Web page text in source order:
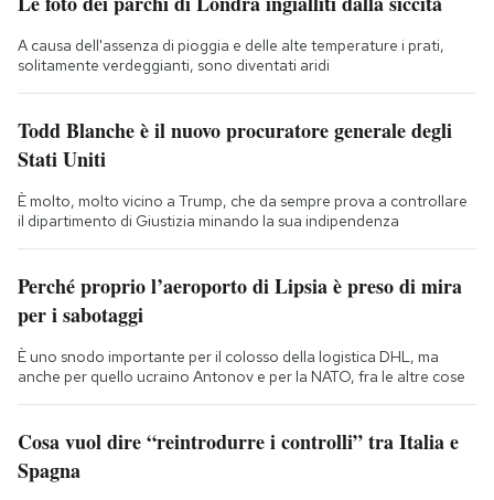
A causa dell'assenza di pioggia e delle alte temperature i prati,
solitamente verdeggianti, sono diventati aridi
Todd Blanche è il nuovo procuratore generale degli
Stati Uniti
È molto, molto vicino a Trump, che da sempre prova a controllare
il dipartimento di Giustizia minando la sua indipendenza
Perché proprio l’aeroporto di Lipsia è preso di mira
per i sabotaggi
È uno snodo importante per il colosso della logistica DHL, ma
anche per quello ucraino Antonov e per la NATO, fra le altre cose
Cosa vuol dire “reintrodurre i controlli” tra Italia e
Spagna